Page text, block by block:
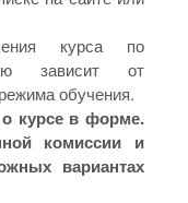
курса по
зависит от
обучения.
курсе в форме.
комиссии и
вариантах